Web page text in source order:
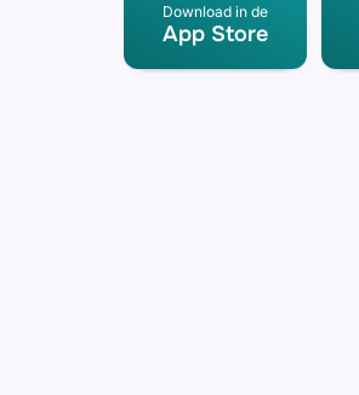
Download in de
App Store